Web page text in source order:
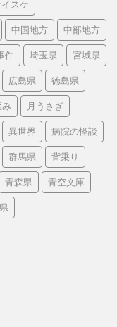
スケ
中国地方 中部地方
件 埼玉県 宮城県
広島県 徳島県
月うさぎ
異世界 病院の怪談
群馬県 背乗り
青森県 青空文庫